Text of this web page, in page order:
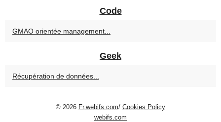
Code
GMAO orientée management...
Geek
Récupération de données...
© 2026 Fr.webifs.com/ Cookies Policy
webifs.com